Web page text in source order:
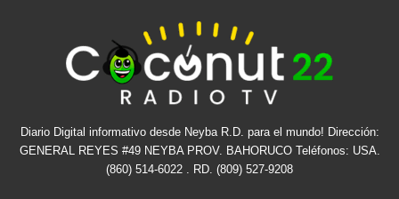
Diario Digital informativo desde Neyba R.D. para el mundo! Dirección:
GENERAL REYES #49 NEYBA PROV. BAHORUCO Teléfonos: USA.
(860) 514-6022 . RD. (809) 527-9208